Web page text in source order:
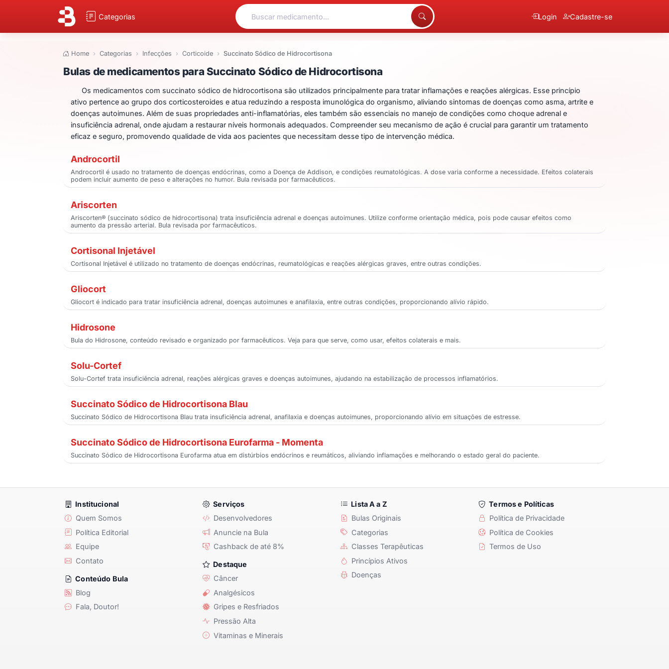
Categorias Login Cadastre-se
Home Categorias Infecções Corticoide Succinato Sódico de Hidrocortisona
Bulas de medicamentos para Succinato Sódico de Hidrocortisona
Bulas de medicamentos para Succinato Sódico de Hidrocortisona
Os medicamentos com succinato sódico de hidrocortisona são utilizados principalmente para tratar inflamações e reações alérgicas. Esse princípio
ativo pertence ao grupo dos corticosteroides e atua reduzindo a resposta imunológica do organismo, aliviando sintomas de doenças como asma, artrite e
doenças autoimunes. Além de suas propriedades anti-inflamatórias, eles também são essenciais no manejo de condições como choque adrenal e
insuficiência adrenal, onde ajudam a restaurar níveis hormonais adequados. Compreender seu mecanismo de ação é crucial para garantir um tratamento
eficaz e seguro, promovendo qualidade de vida aos pacientes que necessitam desse tipo de intervenção médica.
Androcortil
Androcortil é usado no tratamento de doenças endócrinas, como a Doença de Addison, e condições reumatológicas. A dose varia conforme a necessidade. Efeitos colaterais
podem incluir aumento de peso e alterações no humor. Bula revisada por farmacêuticos.
Ariscorten
Ariscorten® (succinato sódico de hidrocortisona) trata insuficiência adrenal e doenças autoimunes. Utilize conforme orientação médica, pois pode causar efeitos como
aumento da pressão arterial. Bula revisada por farmacêuticos.
Cortisonal Injetável
Cortisonal Injetável é utilizado no tratamento de doenças endócrinas, reumatológicas e reações alérgicas graves, entre outras condições.
Gliocort
Gliocort é indicado para tratar insuficiência adrenal, doenças autoimunes e anafilaxia, entre outras condições, proporcionando alívio rápido.
Hidrosone
Bula do Hidrosone, conteúdo revisado e organizado por farmacêuticos. Veja para que serve, como usar, efeitos colaterais e mais.
Solu-Cortef
Solu-Cortef trata insuficiência adrenal, reações alérgicas graves e doenças autoimunes, ajudando na estabilização de processos inflamatórios.
Succinato Sódico de Hidrocortisona Blau
Succinato Sódico de Hidrocortisona Blau trata insuficiência adrenal, anafilaxia e doenças autoimunes, proporcionando alívio em situações de estresse.
Succinato Sódico de Hidrocortisona Eurofarma - Momenta
Succinato Sódico de Hidrocortisona Eurofarma atua em distúrbios endócrinos e reumáticos, aliviando inflamações e melhorando o estado geral do paciente.
Institucional
Quem Somos
Política Editorial
Equipe
Contato
Conteúdo Bula
Blog
Fala, Doutor!
Serviços
Desenvolvedores
Anuncie na Bula
Cashback de até 8%
Destaque
Câncer
Analgésicos
Gripes e Resfriados
Pressão Alta
Vitaminas e Minerais
Lista A a Z
Bulas Originais
Categorias
Classes Terapêuticas
Princípios Ativos
Doenças
Termos e Políticas
Política de Privacidade
Política de Cookies
Termos de Uso